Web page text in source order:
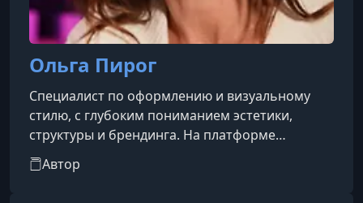
Ольга Пирог
Cпециалист по оформлению и визуальному
стилю, с глубоким пониманием эстетики,
структуры и брендинга. На платформе
TutorPlace она предлагает авторские курсы, в
которых помогает учащимся выстроить
Автор